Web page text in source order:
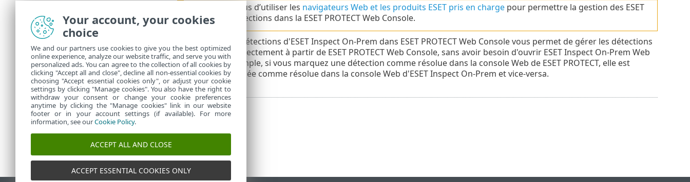
Assurez-vous d’utiliser les navigateurs Web et les produits ESET pris en chargepour permettre la gestion des ESET
Inspect détections dans la ESET PROTECT Web Console.
L'intégration de détections d'ESET Inspect On-Prem dans ESET PROTECT Web Console vous permet de gérer les détections
d'ESET Inspect directement à partir de ESET PROTECT Web Console, sans avoir besoin d'ouvrir ESET Inspect On-Prem Web
Console. Par exemple, si vous marquez une détection comme résolue dans la console Web de ESET PROTECT, elle est
également marquée comme résolue dans la console Web d'ESET Inspect On-Prem et vice-versa.
Your account, your cookies
choice
We and our partners use cookies to give you the best optimized
online experience, analyze our website traffic, and serve you with
personalized ads. You can agree to the collection of all cookies by
clicking "Accept all and close", decline all non-essential cookies by
choosing "Accept essential cookies only", or adjust your cookie
settings by clicking "Manage cookies". You also have the right to
withdraw your consent or change your cookie preferences
anytime by clicking the "Manage cookies" link in our website
footer or in your account settings (if available). For more
information, see ourCookie Policy.
ACCEPT ALL AND CLOSE
ACCEPT ESSENTIAL COOKIES ONLY